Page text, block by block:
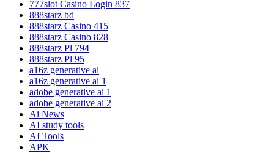
777slot Casino Login 837
888starz bd
888starz Casino 415
888starz Casino 828
888starz Pl 794
888starz Pl 95
a16z generative ai
a16z generative ai 1
adobe generative ai 1
adobe generative ai 2
Ai News
AI study tools
AI Tools
APK